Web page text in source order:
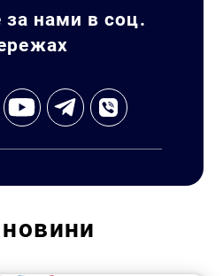
за нами в соц.
новини